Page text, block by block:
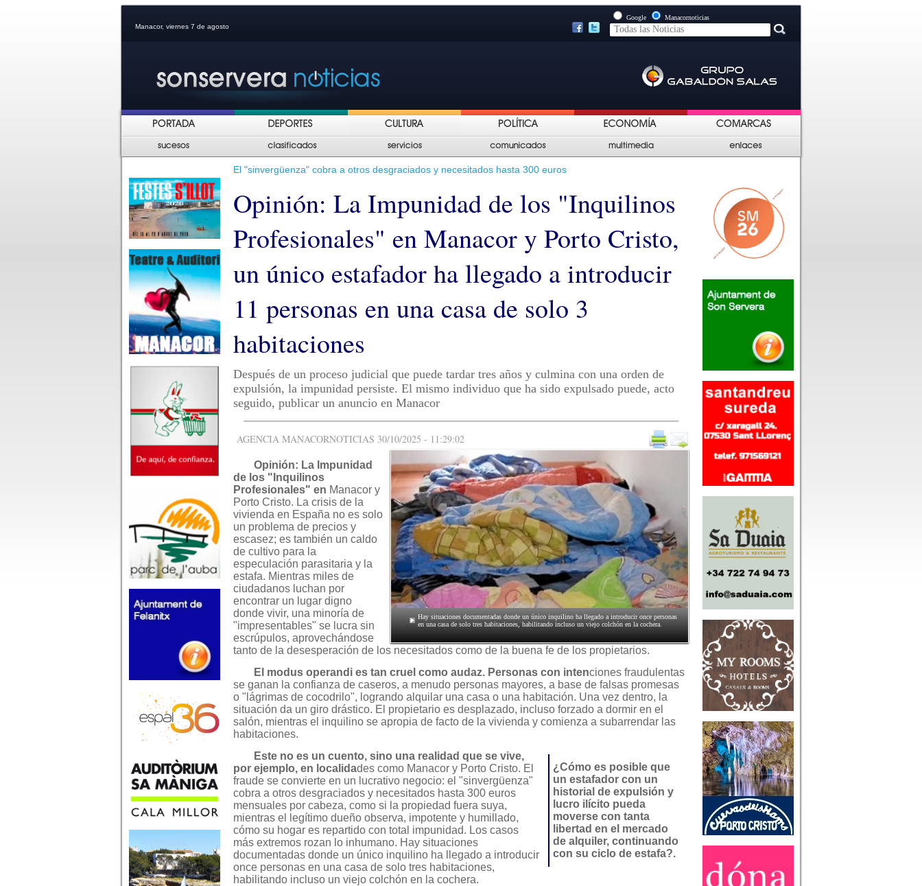
Manacor, viernes 7 de agosto
Google Manacornoticias
El "sinvergüenza" cobra a otros desgraciados y necesitados hasta 300 euros
Opinión: La Impunidad de los "Inquilinos
Profesionales" en Manacor y Porto Cristo,
un único estafador ha llegado a introducir
11 personas en una casa de solo 3
habitaciones
Después de un proceso judicial que puede tardar tres años y culmina con una orden de
expulsión, la impunidad persiste. El mismo individuo que ha sido expulsado puede, acto
seguido, publicar un anuncio en Manacor
AGENCIA MANACORNOTICIAS 30/10/2025 - 11:29:02
Hay situaciones documentadas donde un único inquilino ha llegado a introducir once personas
en una casa de solo tres habitaciones, habilitando incluso un viejo colchón en la cochera.
Opinión: La Impunidad
de los "Inquilinos
Profesionales" en Manacor y
Porto Cristo. La crisis de la
vivienda en España no es solo
un problema de precios y
escasez; es también un caldo
de cultivo para la
especulación parasitaria y la
estafa. Mientras miles de
ciudadanos luchan por
encontrar un lugar digno
donde vivir, una minoría de
"impresentables" se lucra sin
escrúpulos, aprovechándose
tanto de la desesperación de los necesitados como de la buena fe de los propietarios.
El modus operandi es tan cruel como audaz. Personas con intenciones fraudulentas
se ganan la confianza de caseros, a menudo personas mayores, a base de falsas promesas
o "lágrimas de cocodrilo", logrando alquilar una casa o una habitación. Una vez dentro, la
situación da un giro drástico. El propietario es desplazado, incluso forzado a dormir en el
salón, mientras el inquilino se apropia de facto de la vivienda y comienza a subarrendar las
habitaciones.
¿Cómo es posible que
un estafador con un
historial de expulsión y
lucro ilícito pueda
moverse con tanta
libertad en el mercado
de alquiler, continuando
con su ciclo de estafa?.
Este no es un cuento, sino una realidad que se vive,
por ejemplo, en localidades como Manacor y Porto Cristo. El
fraude se convierte en un lucrativo negocio: el "sinvergüenza"
cobra a otros desgraciados y necesitados hasta 300 euros
mensuales por cabeza, como si la propiedad fuera suya,
mientras el legítimo dueño observa, impotente y humillado,
cómo su hogar es repartido con total impunidad. Los casos
más extremos rozan lo inhumano. Hay situaciones
documentadas donde un único inquilino ha llegado a introducir
once personas en una casa de solo tres habitaciones,
habilitando incluso un viejo colchón en la cochera.